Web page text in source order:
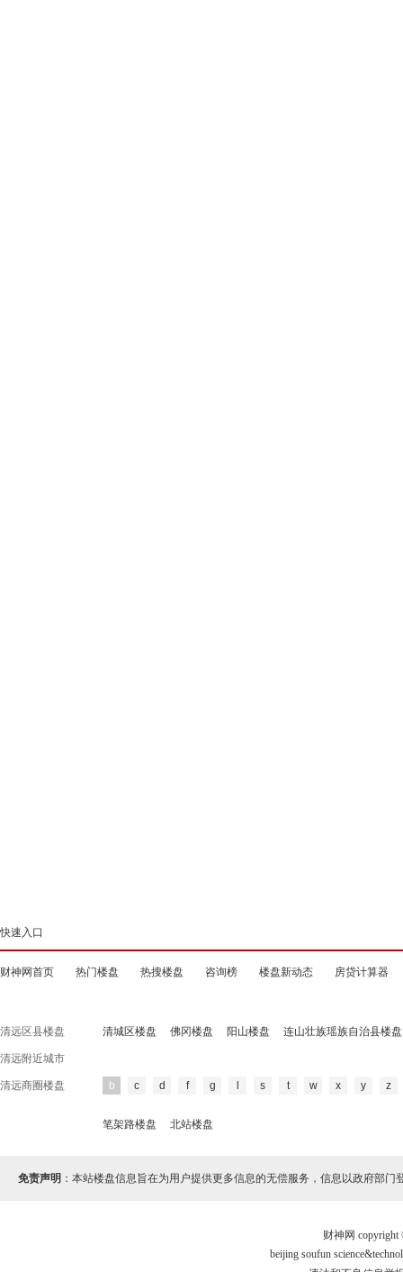
快速入口
财神网首页 热门楼盘 热搜楼盘 咨询榜 楼盘新动态 房贷计算器
清远区县楼盘 清城区楼盘 佛冈楼盘 阳山楼盘 连山壮族瑶族自治县楼盘
清远附近城市
清远商圈楼盘 b c d f g s t w x y z
笔架路楼盘 北站楼盘
免责声明 ：本站楼盘信息旨在为用户提供更多信息的无偿服务，信息以政府部门
财神网
beijing soufun